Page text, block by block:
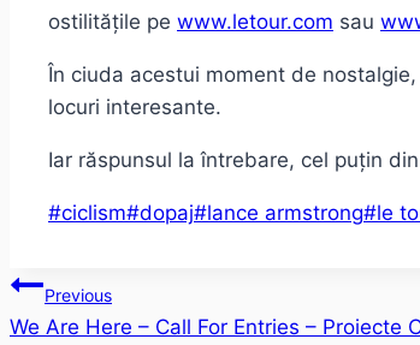
ostilitățile pe www.letour.com sau
În ciuda acestui moment de
locuri interesante.
Iar răspunsul la întrebare, cel puțin
Post
#ciclism#dopaj#lance armstrong#le
Post
Previous
We Are Here – Call For Entries – Proiecte